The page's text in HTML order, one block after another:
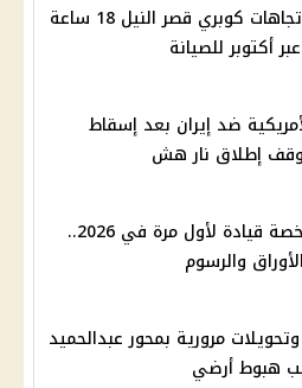
غلق أحد اتجاهات كوبري قصر النيل 18 ساعة
أكتوبر للصيانة
ضد إيران بعد إسقاط
إطلاق نار هش
استخراج رخصة قيادة لأول مرة في 2026..
والرسوم
مرورية بمحور عبدالحميد
هبوط أرضي